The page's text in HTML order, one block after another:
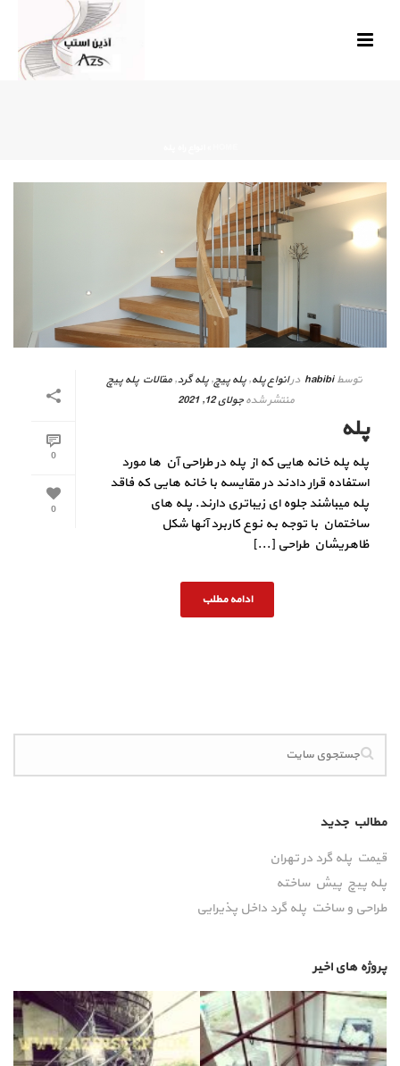
0
0
توسط habibi درانواع پله,پله پیچ,پله گرد,مقالات پله پیچ
منتشر شده جولای 12, 2021
پله
پله پله خانه هایی که از پله در طراحی آن ها مورد
استفاده قرار دادند در مقایسه با خانه هایی که فاقد
پله میباشند جلوه ای زیباتری دارند. پله های
ساختمان با توجه به نوع کاربرد آنها شکل
ظاهریشان طراحی [...]
ادامه مطلب
مطالب جدید
قیمت پله گرد در تهران
پله پیچ پیش‌ ساخته
طراحی و ساخت پله گرد داخل پذیرایی
پروژه های اخیر